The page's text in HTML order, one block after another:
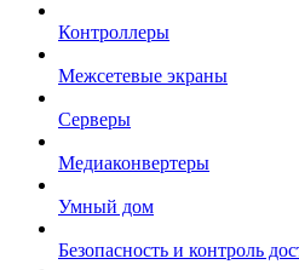
Контроллеры
Межсетевые экраны
Серверы
Медиаконвертеры
Умный дом
Безопасность и контроль